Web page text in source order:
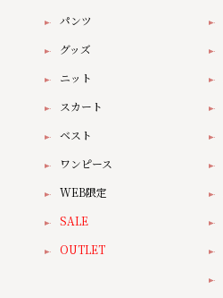
パンツ
グッズ
ニット
スカート
ベスト
ワンピース
WEB限定
SALE
OUTLET